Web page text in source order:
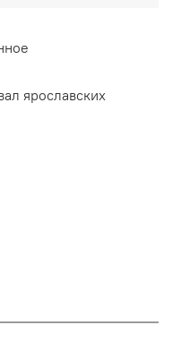
ярославских